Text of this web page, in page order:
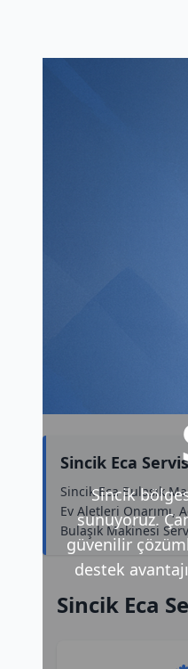
Sincik
sunuyoruz.
güvenilir
destek
Sincik Eca
Sincik Eca Bulaşık
Ev Aletleri Onarımı,
Bulaşık Makinesi
Sincik Eca